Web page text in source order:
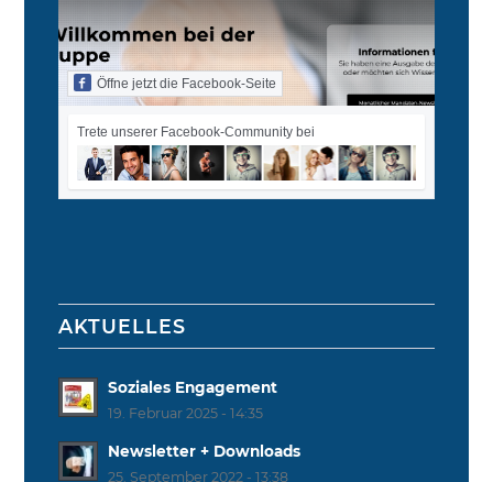
Öffne jetzt die Facebook-Seite
Trete unserer Facebook-Community bei
AKTUELLES
Soziales Engagement
19. Februar 2025 - 14:35
Newsletter + Downloads
25. September 2022 - 13:38